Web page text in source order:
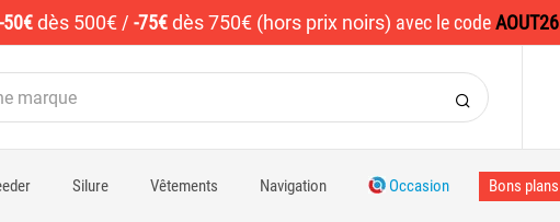
-50€dès 500€ / -75€dès 750€ (hors prix noirs) avec le codeAOUT26
Silure Vêtements Navigation Occasion Bons plans